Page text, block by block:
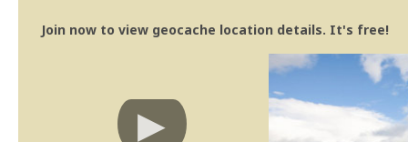
Join now to view geocache location details. It's free!